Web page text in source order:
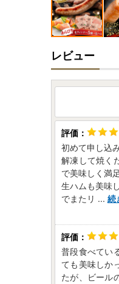
レビュー
初めて申し込
解凍して焼く
で美味しく満
生ハムも美味
でまたリ ... 続
普段食べてい
ても美味しか
たが、ビール